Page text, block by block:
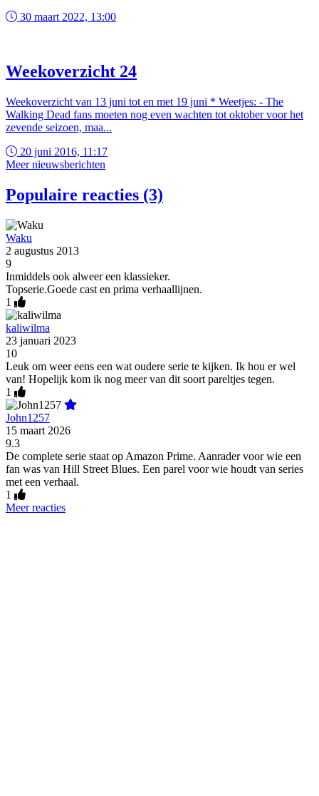
30 maart 2022, 13:00
Weekoverzicht 24
Weekoverzicht van 13 juni tot en met 19 juni * Weetjes: - The
Walking Dead fans moeten nog even wachten tot oktober voor het
zevende seizoen, maa...
20 juni 2016, 11:17
Meer nieuwsberichten
Populaire reacties (3)
Waku
2 augustus 2013
9
Inmiddels ook alweer een klassieker.
Topserie.Goede cast en prima verhaallijnen.
1
kaliwilma
23 januari 2023
10
Leuk om weer eens een wat oudere serie te kijken. Ik hou er wel
van! Hopelijk kom ik nog meer van dit soort pareltjes tegen.
1
John1257
15 maart 2026
9.3
De complete serie staat op Amazon Prime. Aanrader voor wie een
fan was van Hill Street Blues. Een parel voor wie houdt van series
met een verhaal.
1
Meer reacties